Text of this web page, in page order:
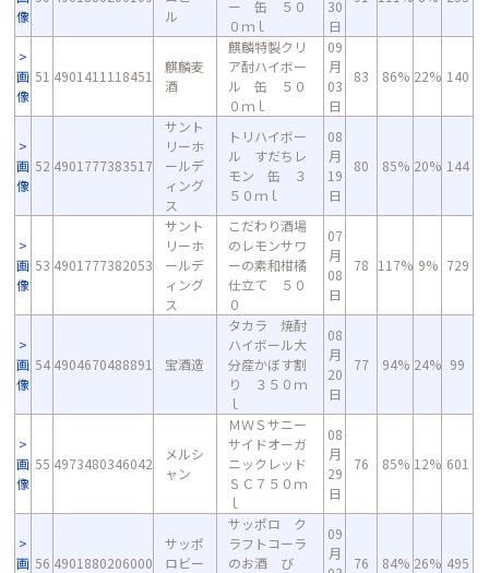
像
ル
ー 缶 ５０
０ｍｌ
30
日
画
像
51 4901411118451
麒麟麦
酒
麒麟特製クリ
ア酎ハイボー
ル 缶 ５０
０ｍｌ
09
月
03
日
83 86% 22% 140
画
像
52 4901777383517
サント
リーホ
ールデ
ィング
ス
トリハイボー
ル すだちレ
モン 缶 ３
５０ｍｌ
08
月
19
日
80 85% 20% 144
画
像
53 4901777382053
サント
リーホ
ールデ
ィング
ス
こだわり酒場
のレモンサワ
ーの素和柑橘
仕立て ５０
０
07
月
08
日
78 117% 9% 729
画
像
54 4904670488891 宝酒造
タカラ 焼酎
ハイボール大
分産かぼす割
り ３５０ｍ
ｌ
08
月
20
日
77 94% 24% 99
画
像
55 4973480346042
メルシ
ャン
ＭＷＳサニー
サイドオーガ
ニックレッド
ＳＣ７５０ｍ
ｌ
08
月
29
日
76 85% 12% 601
画 56 4901880206000
サッポ
ロビー
サッポロ ク
ラフトコーラ
のお酒 び
09
月
76 84% 26% 495